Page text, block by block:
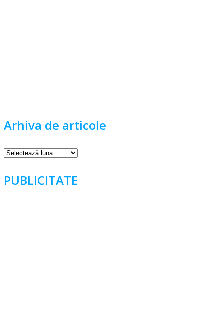
Arhiva de articole
Arhiva
PUBLICITATE